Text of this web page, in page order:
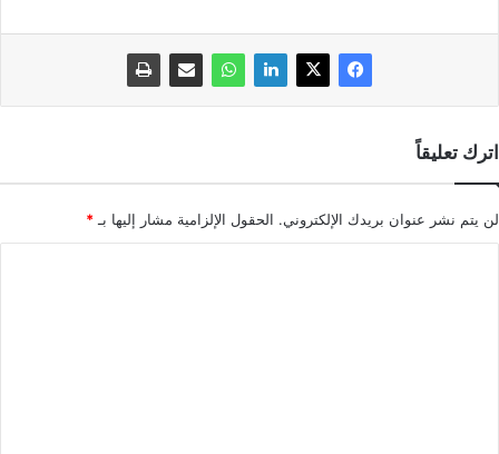
اترك تعليقاً
لن يتم نشر عنوان بريدك الإلكتروني. الحقول الإلزامية مشار إليها بـ *